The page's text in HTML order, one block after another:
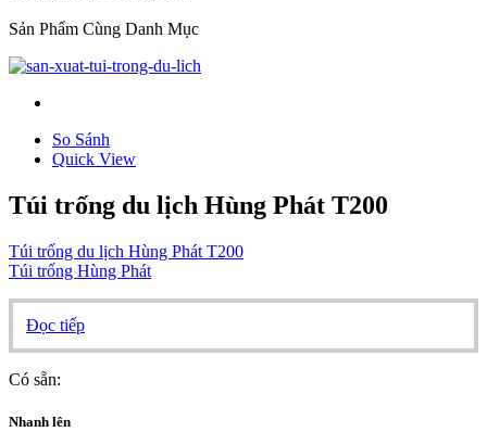
Sản Phẩm Cùng Danh Mục
So Sánh
Quick View
Túi trống du lịch Hùng Phát T200
Túi trống du lịch Hùng Phát T200
Túi trống Hùng Phát
Đọc tiếp
Có sẵn:
Nhanh lên